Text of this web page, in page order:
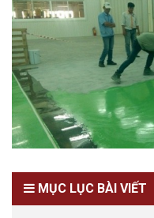
MỤC LỤC BÀI VIẾT